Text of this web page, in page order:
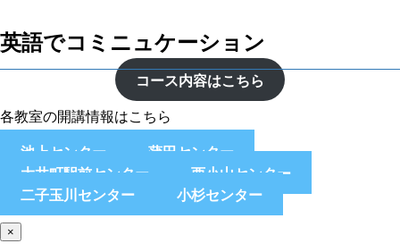
英語でコミニュケーション
コース内容はこちら
各教室の開講情報はこちら
池上センター
蒲田センター
大井町駅前センター
西小山センター
二子玉川センター
小杉センター
×